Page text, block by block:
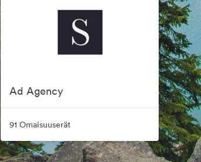
Ad Agency
91 Omaisuuserät